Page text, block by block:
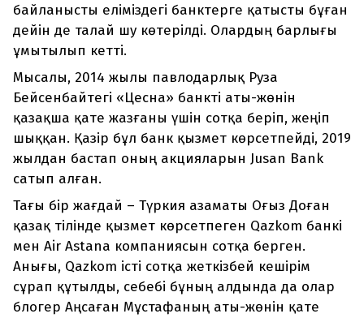
байланысты еліміздегі банктерге қатысты бұған
дейін де талай шу көтерілді. Олардың барлығы
ұмытылып кетті.
Мысалы, 2014 жылы павлодарлық Руза
Бейсенбайтегі «Цесна» банкті аты-жөнін
қазақша қате жазғаны үшін сотқа беріп, жеңіп
шыққан. Қазір бұл банк қызмет көрсетпейді, 2019
жылдан бастап оның акцияларын Jusan Bank
сатып алған.
Тағы бір жағдай – Түркия азаматы Оғыз Доған
қазақ тілінде қызмет көрсетпеген Qazkom банкі
мен Air Astana компаниясын сотқа берген.
Анығы, Qazkom істі сотқа жеткізбей кешірім
сұрап құтылды, себебі бұның алдында да олар
блогер Аңсаған Мұстафаның аты-жөнін қате